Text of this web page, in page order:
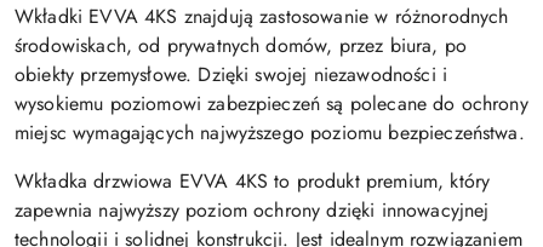
Wkładki EVVA 4KS znajdują zastosowanie w różnorodnych
środowiskach, od prywatnych domów, przez biura, po
obiekty przemysłowe. Dzięki swojej niezawodności i
wysokiemu poziomowi zabezpieczeń są polecane do ochrony
miejsc wymagających najwyższego poziomu bezpieczeństwa.
Wkładka drzwiowa EVVA 4KS to produkt premium, który
zapewnia najwyższy poziom ochrony dzięki innowacyjnej
technologii i solidnej konstrukcji. Jest idealnym rozwiązaniem